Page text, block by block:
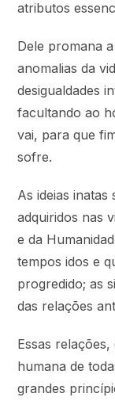
atributos
Dele promana
anomalias da
desigualdades
facultando ao
vai, para que
sofre.
As ideias
adquiridos nas
e da
tempos idos e
progredido; as
das relações
Essas
humana de
grandes